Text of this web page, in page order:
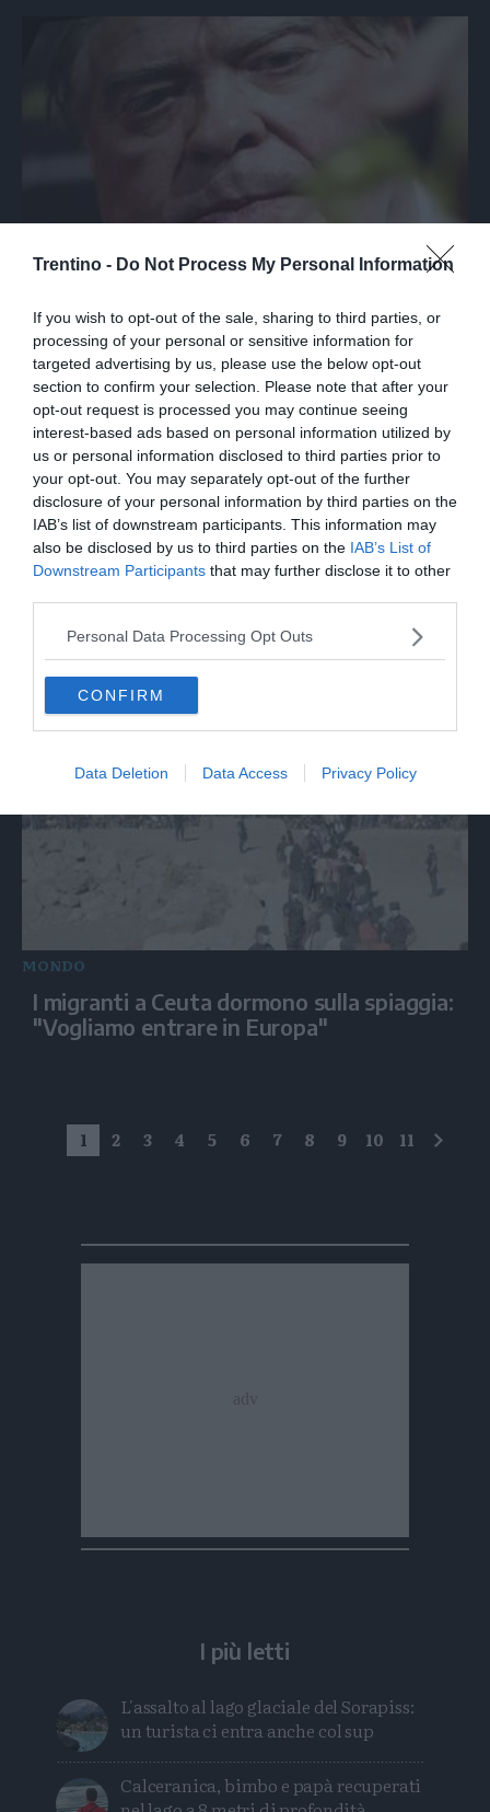
Trentino - Do Not Process My Personal Information
If you wish to opt-out of the sale, sharing to third parties, or
processing of your personal or sensitive information for
targeted advertising by us, please use the below opt-out
section to confirm your selection. Please note that after your
opt-out request is processed you may continue seeing
interest-based ads based on personal information utilized by
us or personal information disclosed to third parties prior to
your opt-out. You may separately opt-out of the further
disclosure of your personal information by third parties on the
IAB’s list of downstream participants. This information may
also be disclosed by us to third parties on the IAB’s List of
Downstream Participants that may further disclose it to other
Personal Data Processing Opt Outs
CONFIRM
Data Deletion Data Access Privacy Policy
SPETTACOLO
disegnato la mia visione del mondo e del
cinema"
Sparatoria in una scuola in Thailandia, i
rilievi della polizia
MONDO
I migranti a Ceuta dormono sulla spiaggia:
"Vogliamo entrare in Europa"
1 2 3 4 5 6 7 8 9 10 11
I più letti
L'assalto al lago glaciale del Sorapiss:
un turista ci entra anche col sup
Calceranica, bimbo e papà recuperati